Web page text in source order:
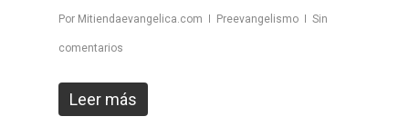
Por Mitiendaevangelica.com Preevangelismo Sin
comentarios
Leer más